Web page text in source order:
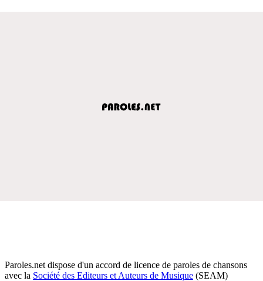
Paroles.net dispose d'un accord de licence de paroles de chansons
avec la Société des Editeurs et Auteurs de Musique (SEAM)